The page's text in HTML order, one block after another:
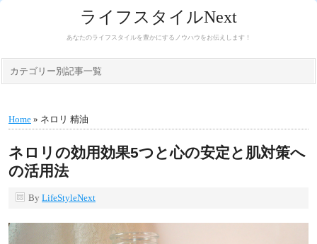
ライフスタイルNext
あなたのライフスタイルを豊かにするノウハウをお伝えします！
カテゴリー別記事一覧
Home » ネロリ 精油
ネロリの効用効果5つと心の安定と肌対策へ
の活用法
By LifeStyleNext